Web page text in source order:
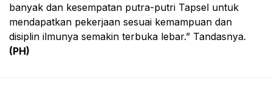
banyak dan kesempatan putra-putri Tapsel untuk
mendapatkan pekerjaan sesuai kemampuan dan
disiplin ilmunya semakin terbuka lebar.” Tandasnya.
(PH)